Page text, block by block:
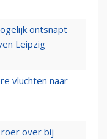
ontsnapt
Leipzig
vluchten naar
over bij